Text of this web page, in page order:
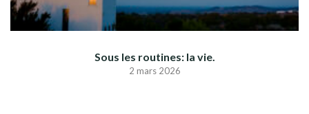
Sous les routines: la vie.
2 mars 2026